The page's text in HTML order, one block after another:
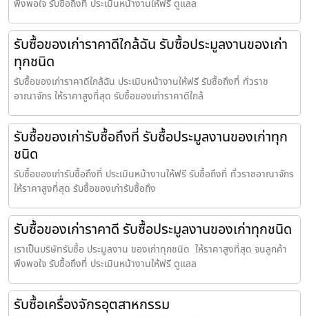
พึงพอใจ รับซื้อถึงที่ ประเมินหน้างานให้ฟรี ดูแลล
รับซื้อของเก่าราคาดีใกล้ฉัน รับซื้อประมูลงานของเก่า
ทุกชนิด
รับซื้อของเก่าราคาดีใกล้ฉัน ประเมินหน้างานให้ฟรี รับซื้อถึงที่ ทั่วราช
อาณาจักร ให้ราคาสูงที่สุด รับซื้อของเก่าราคาดีใกล้
รับซื้อของเก่ารับซื้อถึงที่ รับซื้อประมูลงานของเก่าทุก
ชนิด
รับซื้อของเก่ารับซื้อถึงที่ ประเมินหน้างานให้ฟรี รับซื้อถึงที่ ทั่วราชอาณาจักร
ให้ราคาสูงที่สุด รับซื้อของเก่ารับซื้อถึง
รับซื้อของเก่าราคาดี รับซื้อประมูลงานของเก่าทุกชนิด
เราเป็นบริษัทรับซื้อ ประมูลงาน ของเก่าทุกชนิด ให้ราคาสูงที่สุด จนลูกค้า
พึงพอใจ รับซื้อถึงที่ ประเมินหน้างานให้ฟรี ดูแลล
รับซื้อเครื่องจักรอุตสาหกรรม